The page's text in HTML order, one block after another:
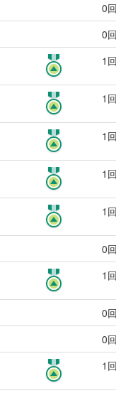
0回
0回
1 回
1 回
1 回
1 回
1 回
0回
1 回
0回
0回
1 回